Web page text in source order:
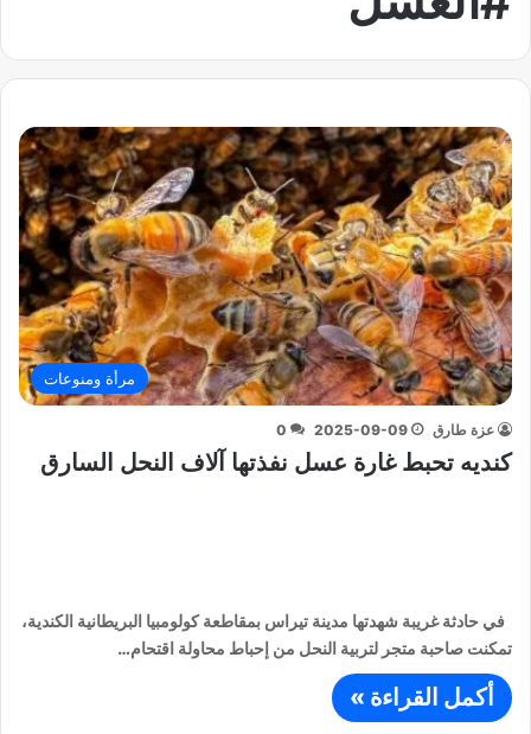
مرأة ومنوعات
عزة طارق 2025-09-09
0
كنديه تحبط غارة عسل نفذتها آلاف النحل السارق
في حادثة غريبة شهدتها مدينة تيراس بمقاطعة كولومبيا البريطانية الكندية،
تمكنت صاحبة متجر لتربية النحل من إحباط محاولة اقتحام…
أكمل القراءة »